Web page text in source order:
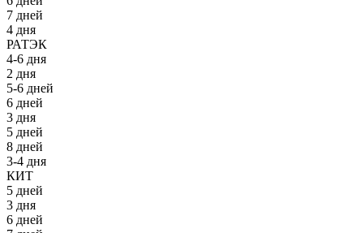
7 дней
4 дня
РАТЭК
4-6 дня
2 дня
5-6 дней
6 дней
3 дня
5 дней
8 дней
3-4 дня
КИТ
5 дней
3 дня
6 дней